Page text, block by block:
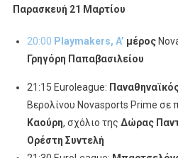
Παρασκευή 21 Μαρτίου
20:00 Playmakers, A’ μέρος
Γρηγόρη Παπαβασιλείου
21:15 Euroleague:
Βερολίνου Novasports Prime σε
Καούρη, σχόλιο της Δώρας
Ορέστη Συντελή